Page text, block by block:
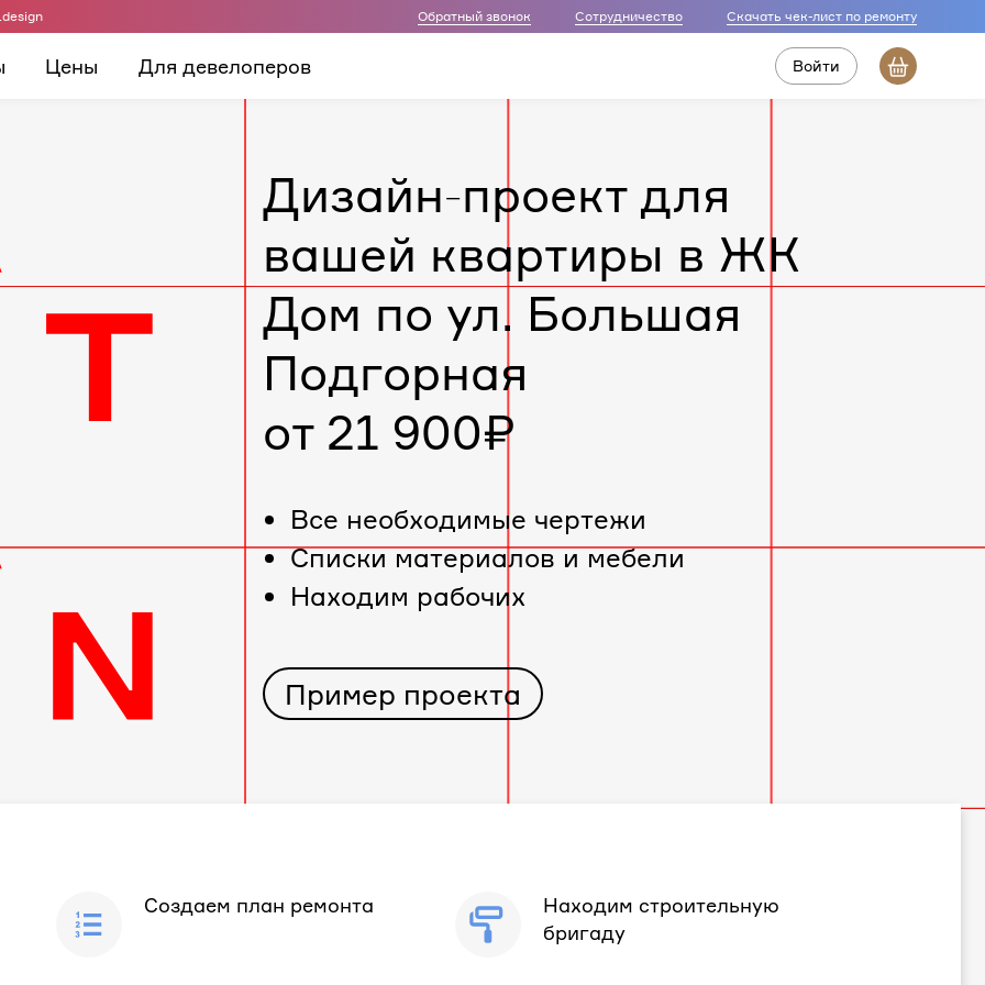
Обратный звонок Сотрудничество Скачать чек-лист по ремонту
Цены Для девелоперов Войти
Дизайн-проект для
вашей квартиры в ЖК
Дом по ул. Большая
Подгорная
от 21 900₽
Все необходимые чертежи
Cписки материалов и мебели
Находим рабочих
Пример проекта
Создаем план ремонта
Находим строительную
бригаду